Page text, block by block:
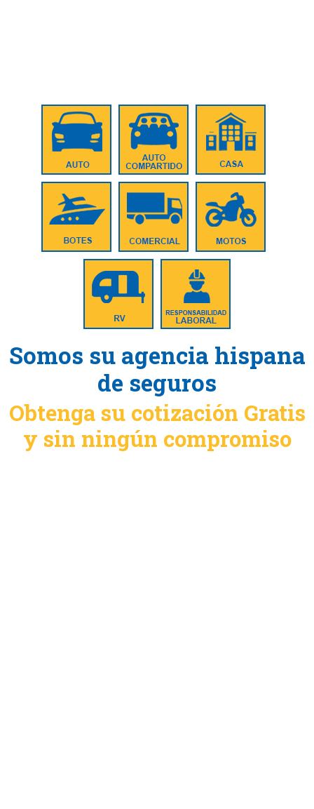
Somos su agencia hispana
de seguros
Obtenga su cotización Gratis
y sin ningún compromiso